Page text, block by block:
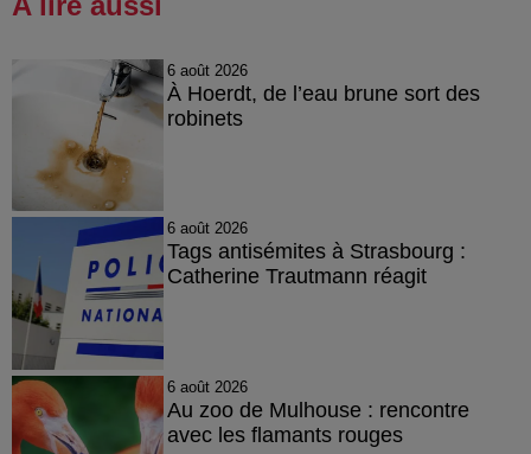
6 août 2026
À Hoerdt, de l’eau brune sort des
robinets
6 août 2026
Tags antisémites à Strasbourg :
Catherine Trautmann réagit
6 août 2026
Au zoo de Mulhouse : rencontre
avec les flamants rouges